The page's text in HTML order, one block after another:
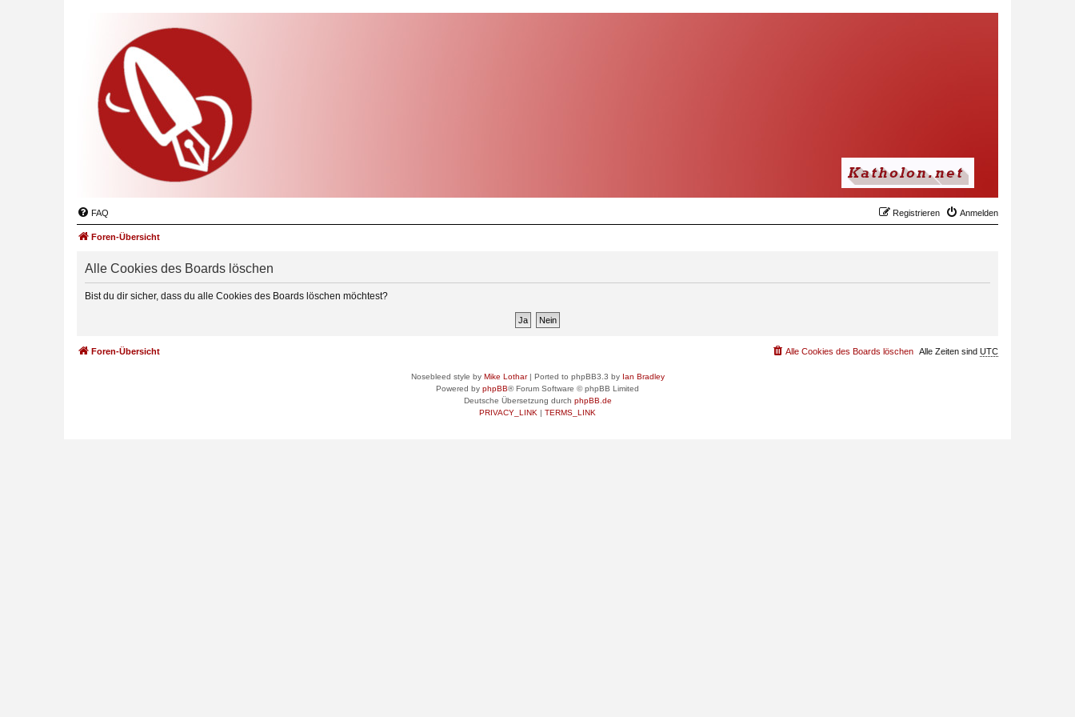
FAQ Anmelden
Registrieren
Foren-Übersicht
Alle Cookies des Boards löschen
Bist du dir sicher, dass du alle Cookies des Boards löschen möchtest?
Foren-Übersicht Alle Zeiten sind UTC
Alle Cookies des Boards löschen
Nosebleed style by Mike Lothar| Ported to phpBB3.3 by Ian Bradley
Powered by phpBB® Forum Software © phpBB Limited
Deutsche Übersetzung durch phpBB.de
PRIVACY_LINK | TERMS_LINK